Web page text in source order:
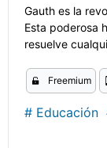
Gauth es la
Esta poderosa
resuelve
Freemium
# Educación